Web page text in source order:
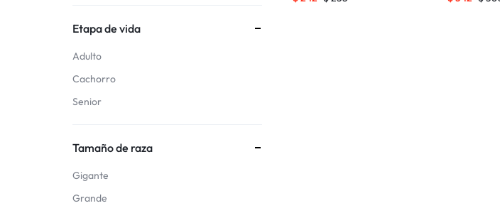
Etapa de vida
Adulto
Cachorro
Senior
Tamaño de raza
Gigante
Grande